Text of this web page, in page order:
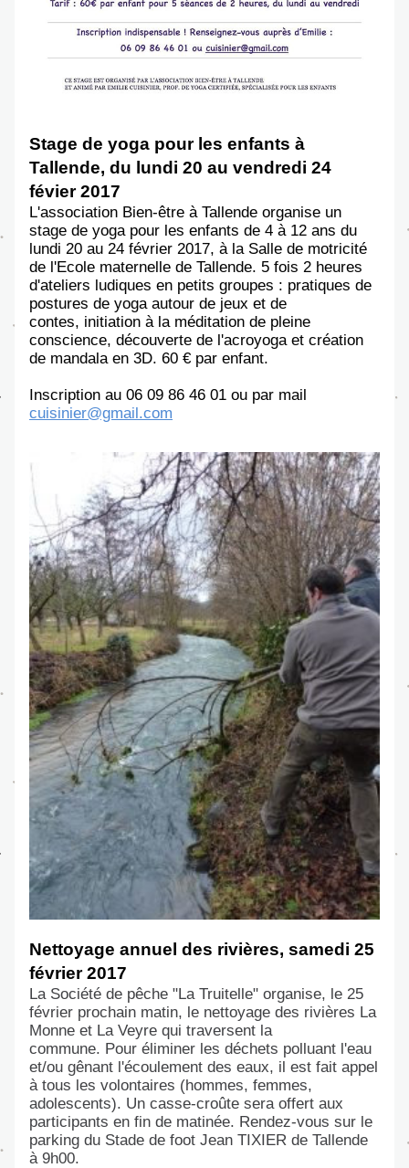
Stage de yoga pour les enfants à
Tallende, du lundi 20 au vendredi 24
févier 2017
L'association Bien-être à Tallende organise un
stage de yoga pour les enfants de 4 à 12 ans du
lundi 20 au 24 février 2017, à la Salle de motricité
de l'Ecole maternelle de Tallende. 5 fois 2 heures
d'ateliers ludiques en petits groupes : pratiques de
postures de yoga autour de jeux et de
contes, initiation à la méditation de pleine
conscience, découverte de l'acroyoga et création
de mandala en 3D. 60 € par enfant.
cuisinier@gmail.com
Nettoyage annuel des rivières, samedi 25
février 2017
La Société de pêche "La Truitelle" organise, le 25
février prochain matin, le nettoyage des rivières La
Monne et La Veyre qui traversent la
commune. Pour éliminer les déchets polluant l'eau
et/ou gênant l'écoulement des eaux, il est fait appel
à tous les volontaires (hommes, femmes,
adolescents). Un casse-croûte sera offert aux
participants en fin de matinée. Rendez-vous sur le
parking du Stade de foot Jean TIXIER de Tallende
à 9h00.